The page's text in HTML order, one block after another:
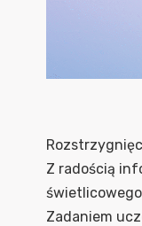
Z radością
Zadaniem